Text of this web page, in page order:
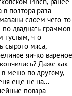
Pinch, ранее
полтора раза
слоем чего-то
двадцать граммов
густым, что
сырого мяса,
яичко вареное
Даже как
меню по-другому,
еще не на...
повара